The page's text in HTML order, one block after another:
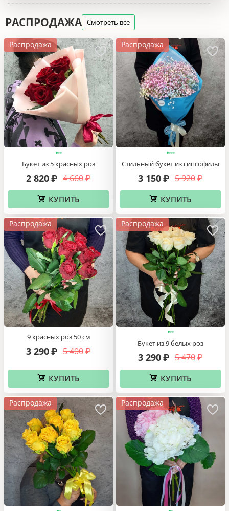
РАСПРОДАЖА Смотреть все
Распродажа
Букет из 5 красных роз
4 660 ₽
2 820₽
КУПИТЬ
Распродажа
Стильный букет из гипсофилы
5 920 ₽
3 150₽
КУПИТЬ
Распродажа
9 красных роз 50 см
5 400 ₽
3 290₽
КУПИТЬ
Распродажа
Букет из 9 белых роз
5 470 ₽
3 290₽
КУПИТЬ
Распродажа Распродажа